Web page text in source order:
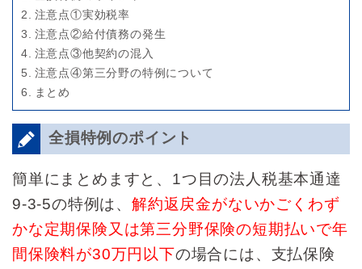
注意点①実効税率
注意点②給付債務の発生
注意点③他契約の混入
注意点④第三分野の特例について
まとめ
全損特例のポイント
簡単にまとめますと、1つ目の法人税基本通達
9-3-5の特例は、 解約返戻金がないかごくわず
かな定期保険又は第三分野保険の短期払いで年
間保険料が30万円以下の場合には、支払保険